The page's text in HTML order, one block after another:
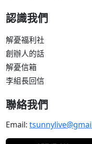
認識我們
解憂福利社
創辦人的話
解憂信箱
李組長回信
聯絡我們
Email: